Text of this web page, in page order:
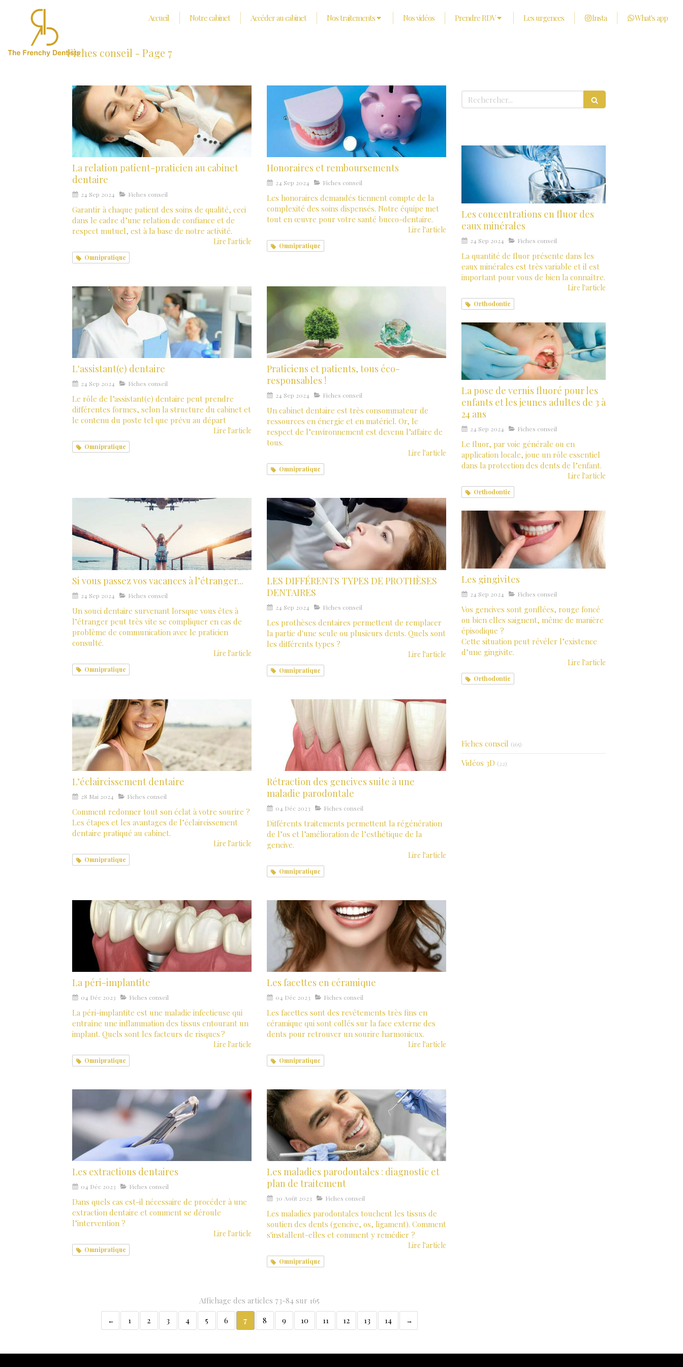
Accueil Notre cabinet Accéder au cabinet Nos traitements Nos vidéos Prendre RDV Les urgences Insta What's app
Fiches conseil - Page 7
La relation patient-praticien au cabinet
dentaire
24 Sep 2024 Fiches conseil
Garantir à chaque patient des soins de qualité, ceci
dans le cadre d’une relation de confiance et de
respect mutuel, est à la base de notre activité.
Lire l'article
Omnipratique
Honoraires et remboursements
24 Sep 2024 Fiches conseil
Les honoraires demandés tiennent compte de la
complexité des soins dispensés. Notre équipe met
tout en œuvre pour votre santé bucco-dentaire.
Lire l'article
Omnipratique
L'assistant(e) dentaire
24 Sep 2024 Fiches conseil
Le rôle de l’assistant(e) dentaire peut prendre
différentes formes, selon la structure du cabinet et
le contenu du poste tel que prévu au départ
Lire l'article
Omnipratique
Praticiens et patients, tous éco-
responsables !
24 Sep 2024 Fiches conseil
Un cabinet dentaire est très consommateur de
ressources en énergie et en matériel. Or, le
respect de l’environnement est devenu l’affaire de
tous.
Lire l'article
Omnipratique
Si vous passez vos vacances à l’étranger...
24 Sep 2024 Fiches conseil
Un souci dentaire survenant lorsque vous êtes à
l’étranger peut très vite se compliquer en cas de
problème de communication avec le praticien
consulté.
Lire l'article
Omnipratique
LES DIFFÉRENTS TYPES DE PROTHÈSES
DENTAIRES
24 Sep 2024 Fiches conseil
Les prothèses dentaires permettent de remplacer
la partie d'une seule ou plusieurs dents. Quels sont
les différents types ?
Lire l'article
Omnipratique
L’éclaircissement dentaire
28 Mai 2024 Fiches conseil
Comment redonner tout son éclat à votre sourire ?
Les étapes et les avantages de l’éclaircissement
dentaire pratiqué au cabinet.
Lire l'article
Omnipratique
Rétraction des gencives suite à une
maladie parodontale
04 Déc 2023 Fiches conseil
Différents traitements permettent la régénération
de l’os et l’amélioration de l’esthétique de la
gencive.
Lire l'article
Omnipratique
La péri-implantite
04 Déc 2023 Fiches conseil
La péri-implantite est une maladie infectieuse qui
entraîne une inflammation des tissus entourant un
implant. Quels sont les facteurs de risques ?
Lire l'article
Omnipratique
Les facettes en céramique
04 Déc 2023 Fiches conseil
Les facettes sont des revêtements très fins en
céramique qui sont collés sur la face externe des
dents pour retrouver un sourire harmonieux.
Lire l'article
Omnipratique
Les extractions dentaires
04 Déc 2023 Fiches conseil
Dans quels cas est-il nécessaire de procéder à une
extraction dentaire et comment se déroule
l’intervention ?
Lire l'article
Omnipratique
Les maladies parodontales : diagnostic et
plan de traitement
30 Août 2023 Fiches conseil
Les maladies parodontales touchent les tissus de
soutien des dents (gencive, os, ligament). Comment
s'installent-elles et comment y remédier ?
Lire l'article
Omnipratique
Affichage des articles 73-84 sur 165
1
2 3 4 5 6 7 8 9 10 11 12 13 14
Rechercher
Les concentrations en fluor des
eaux minérales
24 Sep 2024 Fiches conseil
La quantité de fluor présente dans les
eaux minérales est très variable et il est
important pour vous de bien la connaître.
Lire l'article
Orthodontie
La pose de vernis fluoré pour les
enfants et les jeunes adultes de 3 à
24 ans
24 Sep 2024 Fiches conseil
Le fluor, par voie générale ou en
application locale, joue un rôle essentiel
dans la protection des dents de l’enfant.
Lire l'article
Orthodontie
Les gingivites
24 Sep 2024 Fiches conseil
Vos gencives sont gonflées, rouge foncé
ou bien elles saignent, même de manière
épisodique ?
Cette situation peut révéler l’existence
d’une gingivite.
Lire l'article
Orthodontie
Fiches conseil (165)
Vidéos 3D (22)